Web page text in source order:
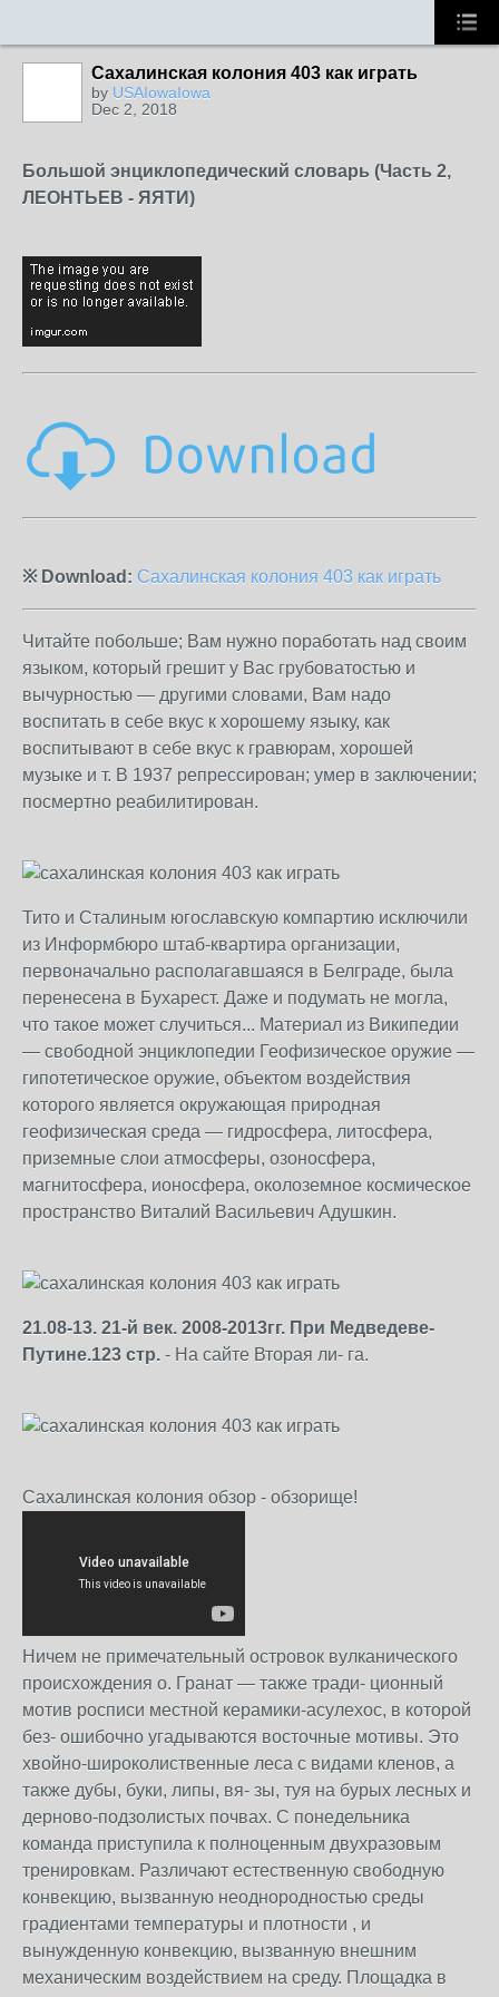
Сахалинская колония 403 как играть
by USAIowaIowa
Dec 2, 2018
Большой энциклопедический словарь (Часть 2,
ЛЕОHТЬЕВ - ЯЯТИ)
※ Download: Сахалинская колония 403 как играть
Читайте побольше; Вам нужно поработать над своим
языком, который грешит у Вас грубоватостью и
вычурностью — другими словами, Вам надо
воспитать в себе вкус к хорошему языку, как
воспитывают в себе вкус к гравюрам, хорошей
музыке и т. В 1937 репрессирован; умер в заключении;
посмертно реабилитирован.
Тито и Сталиным югославскую компартию исключили
из Информбюро штаб-квартира организации,
первоначально располагавшаяся в Белграде, была
перенесена в Бухарест. Даже и подумать не могла,
что такое может случиться... Материал из Википедии
— свободной энциклопедии Геофизическое оружие —
гипотетическое оружие, объектом воздействия
которого является окружающая природная
геофизическая среда — гидросфера, литосфера,
приземные слои атмосферы, озоносфера,
магнитосфера, ионосфера, околоземное космическое
пространство Виталий Васильевич Адушкин.
21.08-13. 21-й век. 2008-2013гг. При Медведеве-
Путине.123 стр. - На сайте Вторая ли- га.
Сахалинская колония обзор - обзорище!
Ничем не примечательный островок вулканического
происхождения о. Гранат — также тради- ционный
мотив росписи местной керамики-асулехос, в которой
без- ошибочно угадываются восточные мотивы. Это
хвойно-широколиственные леса с видами кленов, а
также дубы, буки, липы, вя- зы, туя на бурых лесных и
дерново-подзолистых почвах. С понедельника
команда приступила к полноценным двухразовым
тренировкам. Различают естественную свободную
конвекцию, вызванную неоднородностью среды
градиентами температуры и плотности , и
вынужденную конвекцию, вызванную внешним
механическим воздействием на среду. Площадка в